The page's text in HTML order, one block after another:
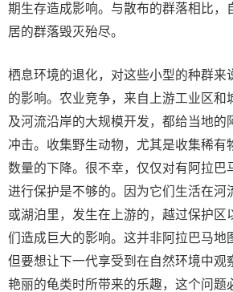
期生存造成影响。与散布的群落相比，
居的群落毁灭殆尽。
栖息环境的退化，对这些小型的种群来
的影响。农业竞争，来自上游工业区和
及河流沿岸的大规模开发，都给当地的
冲击。收集野生动物，尤其是收集稀有
数量的下降。很不幸，仅仅对有阿拉巴
进行保护是不够的。因为它们生活在河
或湖泊里，发生在上游的，越过保护区
们造成巨大的影响。这并非阿拉巴马地
但要想让下一代享受到在自然环境中观
艳丽的龟类时所带来的乐趣，这个问题